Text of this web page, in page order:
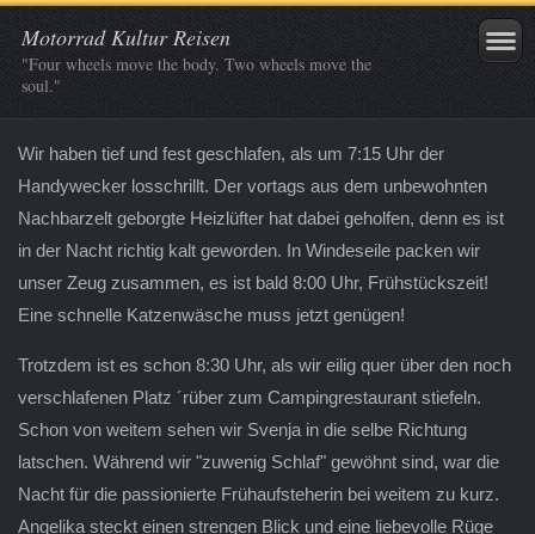
Motorrad Kultur Reisen
"Four wheels move the body. Two wheels move the
soul."
Wir haben tief und fest geschlafen, als um 7:15 Uhr der
Handywecker losschrillt. Der vortags aus dem unbewohnten
Nachbarzelt geborgte Heizlüfter hat dabei geholfen, denn es ist
in der Nacht richtig kalt geworden. In Windeseile packen wir
unser Zeug zusammen, es ist bald 8:00 Uhr, Frühstückszeit!
Eine schnelle Katzenwäsche muss jetzt genügen!
Trotzdem ist es schon 8:30 Uhr, als wir eilig quer über den noch
verschlafenen Platz ´rüber zum Campingrestaurant stiefeln.
Schon von weitem sehen wir Svenja in die selbe Richtung
latschen. Während wir "zuwenig Schlaf" gewöhnt sind, war die
Nacht für die passionierte Frühaufsteherin bei weitem zu kurz.
Angelika steckt einen strengen Blick und eine liebevolle Rüge